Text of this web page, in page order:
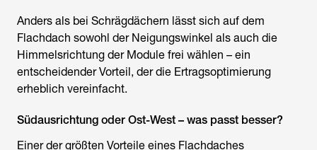
Anders als bei Schrägdächern lässt sich auf dem
Flachdach sowohl der Neigungswinkel als auch die
Himmelsrichtung der Module frei wählen – ein
entscheidender Vorteil, der die Ertragsoptimierung
erheblich vereinfacht.
Südausrichtung oder Ost-West – was passt besser?
Einer der größten Vorteile eines Flachdaches